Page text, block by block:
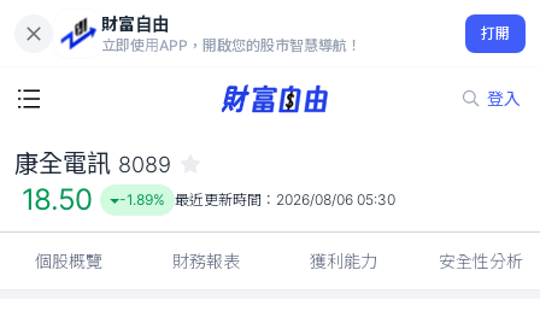
財富自由
立即使用APP，開啟您的股市智慧導航！
打開
登入
18.50
-1.89%
康全電訊 8089
18.50 -1.89% 最近更新時間： 2026/08/06 05:30
個股概覽 財務報表 獲利能力 安全性分析